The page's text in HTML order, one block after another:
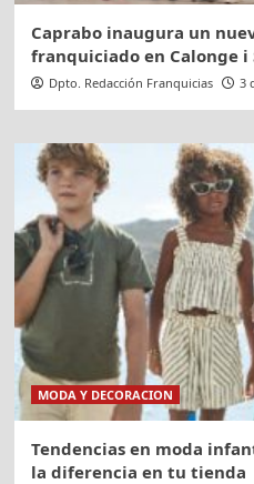
Caprabo inaugura un
franquiciado en Calonge i
Dpto. Redacción Franquicias 3
MODA Y DECORACION
Tendencias en moda
la diferencia en tu tienda